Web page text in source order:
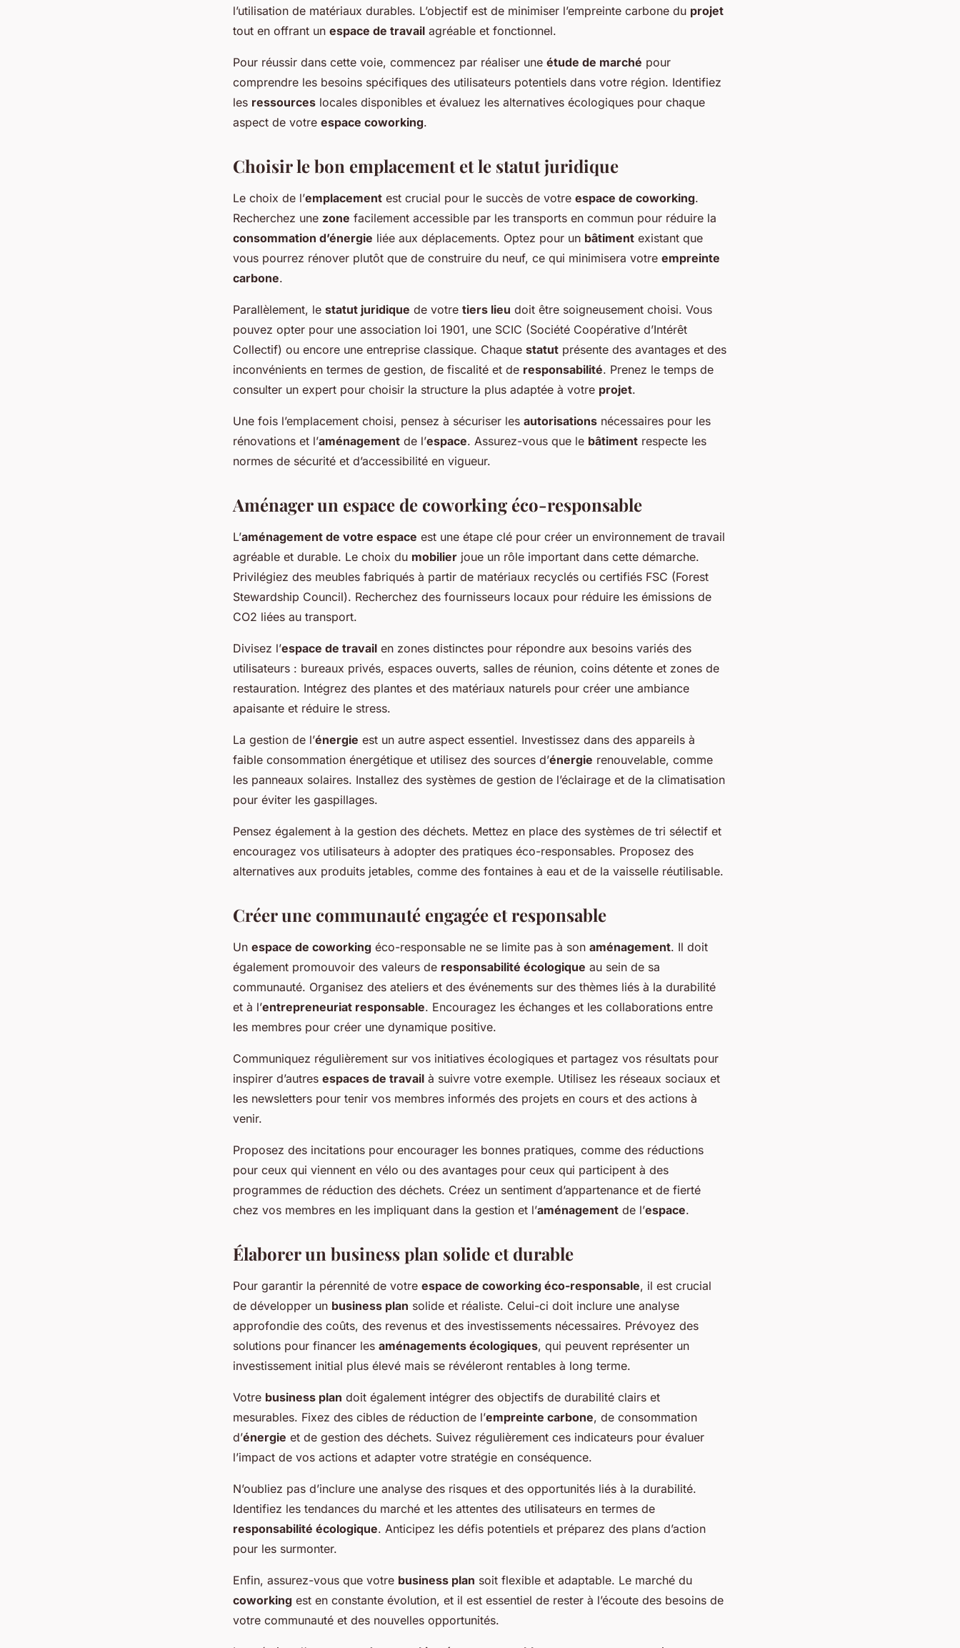
l’utilisation de matériaux durables. L’objectif est de minimiser l’empreinte carbone du projet
tout en offrant un espace de travail agréable et fonctionnel.
Pour réussir dans cette voie, commencez par réaliser une étude de marché pour
comprendre les besoins spécifiques des utilisateurs potentiels dans votre région. Identifiez
les ressources locales disponibles et évaluez les alternatives écologiques pour chaque
aspect de votre espace coworking.
Choisir le bon emplacement et le statut juridique
Le choix de l’emplacement est crucial pour le succès de votre espace de coworking.
Recherchez une zone facilement accessible par les transports en commun pour réduire la
consommation d’énergie liée aux déplacements. Optez pour un bâtiment existant que
vous pourrez rénover plutôt que de construire du neuf, ce qui minimisera votre empreinte
carbone.
Parallèlement, le statut juridique de votre tiers lieu doit être soigneusement choisi. Vous
pouvez opter pour une association loi 1901, une SCIC (Société Coopérative d’Intérêt
Collectif) ou encore une entreprise classique. Chaque statut présente des avantages et des
inconvénients en termes de gestion, de fiscalité et de responsabilité. Prenez le temps de
consulter un expert pour choisir la structure la plus adaptée à votre projet.
Une fois l’emplacement choisi, pensez à sécuriser les autorisations nécessaires pour les
rénovations et l’aménagement de l’espace. Assurez-vous que le bâtiment respecte les
normes de sécurité et d’accessibilité en vigueur.
Aménager un espace de coworking éco-responsable
L’aménagement de votre espace est une étape clé pour créer un environnement de travail
agréable et durable. Le choix du mobilier joue un rôle important dans cette démarche.
Privilégiez des meubles fabriqués à partir de matériaux recyclés ou certifiés FSC (Forest
Stewardship Council). Recherchez des fournisseurs locaux pour réduire les émissions de
CO2 liées au transport.
Divisez l’espace de travail en zones distinctes pour répondre aux besoins variés des
utilisateurs : bureaux privés, espaces ouverts, salles de réunion, coins détente et zones de
restauration. Intégrez des plantes et des matériaux naturels pour créer une ambiance
apaisante et réduire le stress.
La gestion de l’énergie est un autre aspect essentiel. Investissez dans des appareils à
faible consommation énergétique et utilisez des sources d’énergie renouvelable, comme
les panneaux solaires. Installez des systèmes de gestion de l’éclairage et de la climatisation
pour éviter les gaspillages.
Pensez également à la gestion des déchets. Mettez en place des systèmes de tri sélectif et
encouragez vos utilisateurs à adopter des pratiques éco-responsables. Proposez des
alternatives aux produits jetables, comme des fontaines à eau et de la vaisselle réutilisable.
Créer une communauté engagée et responsable
Un espace de coworking éco-responsable ne se limite pas à son aménagement. Il doit
également promouvoir des valeurs de responsabilité écologique au sein de sa
communauté. Organisez des ateliers et des événements sur des thèmes liés à la durabilité
et à l’entrepreneuriat responsable. Encouragez les échanges et les collaborations entre
les membres pour créer une dynamique positive.
Communiquez régulièrement sur vos initiatives écologiques et partagez vos résultats pour
inspirer d’autres espaces de travail à suivre votre exemple. Utilisez les réseaux sociaux et
les newsletters pour tenir vos membres informés des projets en cours et des actions à
venir.
Proposez des incitations pour encourager les bonnes pratiques, comme des réductions
pour ceux qui viennent en vélo ou des avantages pour ceux qui participent à des
programmes de réduction des déchets. Créez un sentiment d’appartenance et de fierté
chez vos membres en les impliquant dans la gestion et l’aménagement de l’espace.
Élaborer un business plan solide et durable
Pour garantir la pérennité de votre espace de coworking éco-responsable, il est crucial
de développer un business plan solide et réaliste. Celui-ci doit inclure une analyse
approfondie des coûts, des revenus et des investissements nécessaires. Prévoyez des
solutions pour financer les aménagements écologiques, qui peuvent représenter un
investissement initial plus élevé mais se révéleront rentables à long terme.
Votre business plan doit également intégrer des objectifs de durabilité clairs et
mesurables. Fixez des cibles de réduction de l’empreinte carbone, de consommation
d’énergie et de gestion des déchets. Suivez régulièrement ces indicateurs pour évaluer
l’impact de vos actions et adapter votre stratégie en conséquence.
N’oubliez pas d’inclure une analyse des risques et des opportunités liés à la durabilité.
Identifiez les tendances du marché et les attentes des utilisateurs en termes de
responsabilité écologique. Anticipez les défis potentiels et préparez des plans d’action
pour les surmonter.
Enfin, assurez-vous que votre business plan soit flexible et adaptable. Le marché du
coworking est en constante évolution, et il est essentiel de rester à l’écoute des besoins de
votre communauté et des nouvelles opportunités.